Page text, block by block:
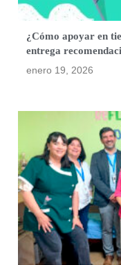
¿Cómo apoyar en
entrega
enero 19, 2026